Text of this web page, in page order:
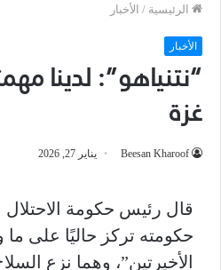
الرئيسية / الأخبار
الأخبار
“نتنياهو”: لدينا
غزة
Beesan Kharoof يناير 27, 2026
قال رئيس حكومة الاحتلال
حكومته تركز حاليًا على ما
الأخيرتين”، وهما نزع